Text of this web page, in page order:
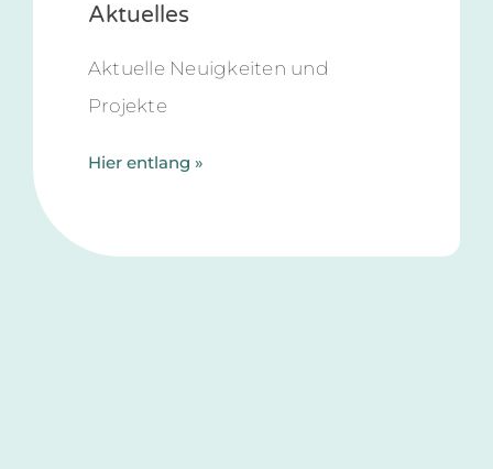
Aktuelles
Aktuelle Neuigkeiten und
Projekte
Hier entlang »